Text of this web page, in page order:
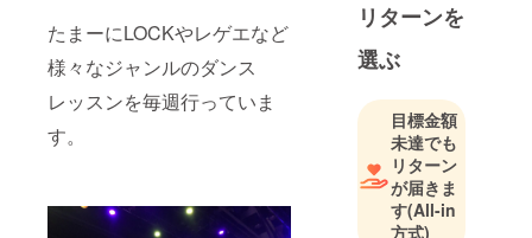
たまーにLOCKやレゲエなど
様々なジャンルのダンス
レッスンを毎週行っていま
す。
ど。
WAVE
DANCE
FESTIVAL
"YELL" 開催
決定！
2018年1月
27日（土）
OPEN: 18:00
リターンを
選ぶ
目標金額
未達でも
リターン
が届きま
す(All-in
方式)